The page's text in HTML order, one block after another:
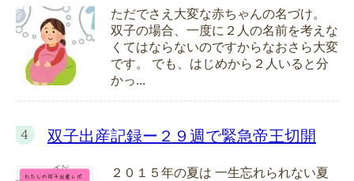
ただでさえ大変な赤ちゃんの名づけ。
双子の場合、一度に２人の名前を考えな
くてはならないのですからなおさら大変
です。 でも、はじめから２人いると分
かっ...
双子出産記録ー２９週で緊急帝王切開
２０１５年の夏は 一生忘れられない夏